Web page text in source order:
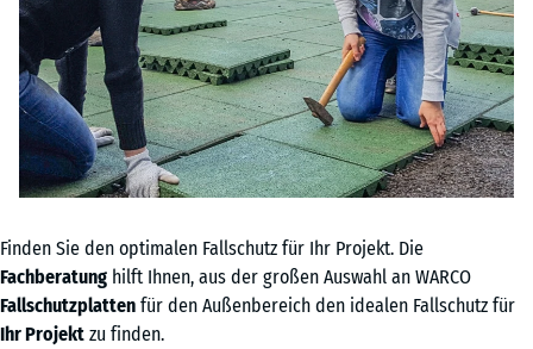
Finden Sie den optimalen Fallschutz für Ihr Projekt. Die
Fachberatung hilft Ihnen, aus der großen Auswahl an WARCO
Fallschutzplatten für den Außenbereich den idealen Fallschutz für
Ihr Projekt zu finden.